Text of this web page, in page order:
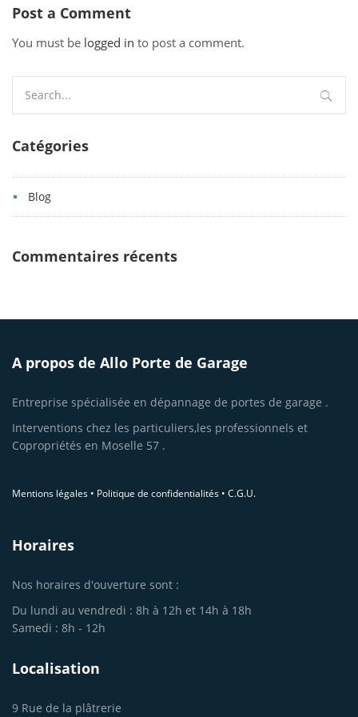
Post a Comment
You must be logged in to post a comment.
for:
Catégories
Blog
Commentaires récents
A propos de Allo Porte de Garage
Entreprise spécialisée en dépannage de portes de garage .
Interventions chez les particuliers,les professionnels et
Copropriétés en Moselle 57 .
Mentions légales • Politique de confidentialités • C.G.U.
Horaires
Nos horaires d'ouverture sont :
Du lundi au vendredi : 8h à 12h et 14h à 18h
Samedi : 8h - 12h
Localisation
9 Rue de la plâtrerie